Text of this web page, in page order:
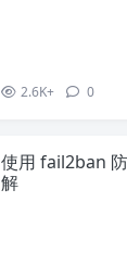
2.6K+ 0
使用 fail2ban 防止 ssh 密码被暴力破
解